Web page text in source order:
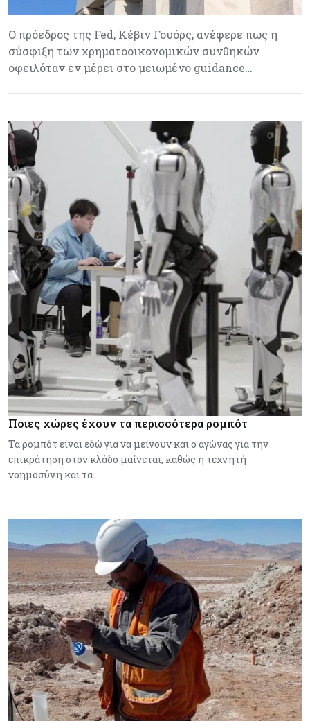
Ο πρόεδρος της Fed, Κέβιν Γουόρς, ανέφερε πως η
σύσφιξη των χρηματοοικονομικών συνθηκών
οφειλόταν εν μέρει στο μειωμένο guidance…
Ποιες χώρες έχουν τα περισσότερα ρομπότ
Τα ρομπότ είναι εδώ για να μείνουν και ο αγώνας για την
επικράτηση στον κλάδο μαίνεται, καθώς η τεχνητή
νοημοσύνη και τα…